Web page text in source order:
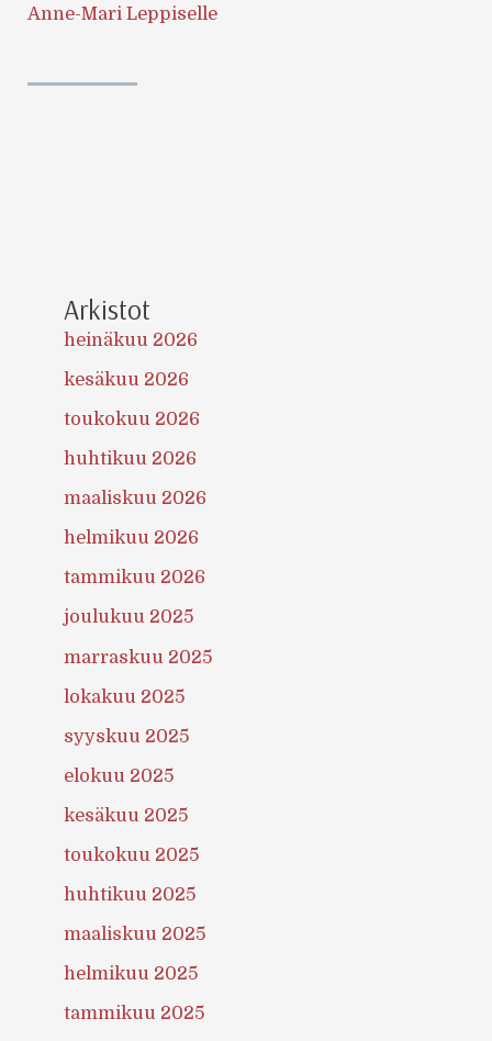
Anne-Mari Leppiselle
Arkistot
heinäkuu 2026
kesäkuu 2026
toukokuu 2026
huhtikuu 2026
maaliskuu 2026
helmikuu 2026
tammikuu 2026
joulukuu 2025
marraskuu 2025
lokakuu 2025
syyskuu 2025
elokuu 2025
kesäkuu 2025
toukokuu 2025
huhtikuu 2025
maaliskuu 2025
helmikuu 2025
tammikuu 2025